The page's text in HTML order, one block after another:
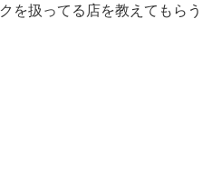
を扱ってる店を教えてもら